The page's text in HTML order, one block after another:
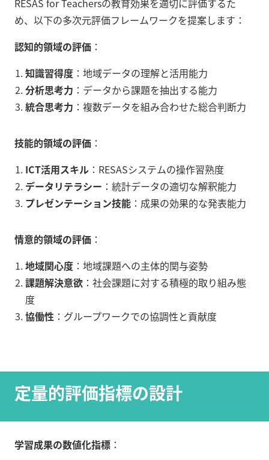
RESAS for Teachersの教育効果を適切に評価するた
め、以下の多次元評価フレームワークを提案します：
認知的領域の評価 ：
知識習得度 ：地域データの理解と活用能力
分析思考力 ：データから課題を抽出する能力
統合思考力 ：複数データを組み合わせた総合判断力
技能的領域の評価 ：
ICT活用スキル ：RESASシステムの操作習熟度
データリテラシー ：統計データの適切な解釈能力
プレゼンテーション技能 ：成果の効果的な発表能力
情意的領域の評価 ：
地域関心度 ：地域課題への主体的関与姿勢
課題解決意欲 ：社会課題に対する積極的取り組み態
度
協働性 ：グループワークでの協調性と貢献度
定量的評価指標の設計
学習成果の数値化指標 ：